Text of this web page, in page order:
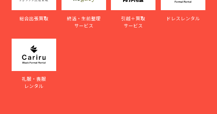
総合出張買取
終活・生前整理
サービス
引越＋買取
サービス
ドレスレンタル
礼服・喪服
レンタル